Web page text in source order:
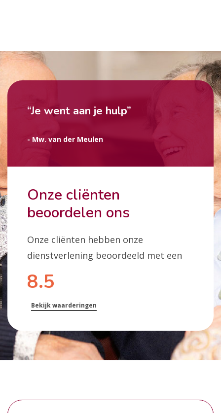
Onze cliënten
beoordelen ons
Onze cliënten hebben onze
dienstverlening beoordeeld met een
8.5
Bekijk waarderingen
“Je went aan je hulp”
- Mw. van der Meulen